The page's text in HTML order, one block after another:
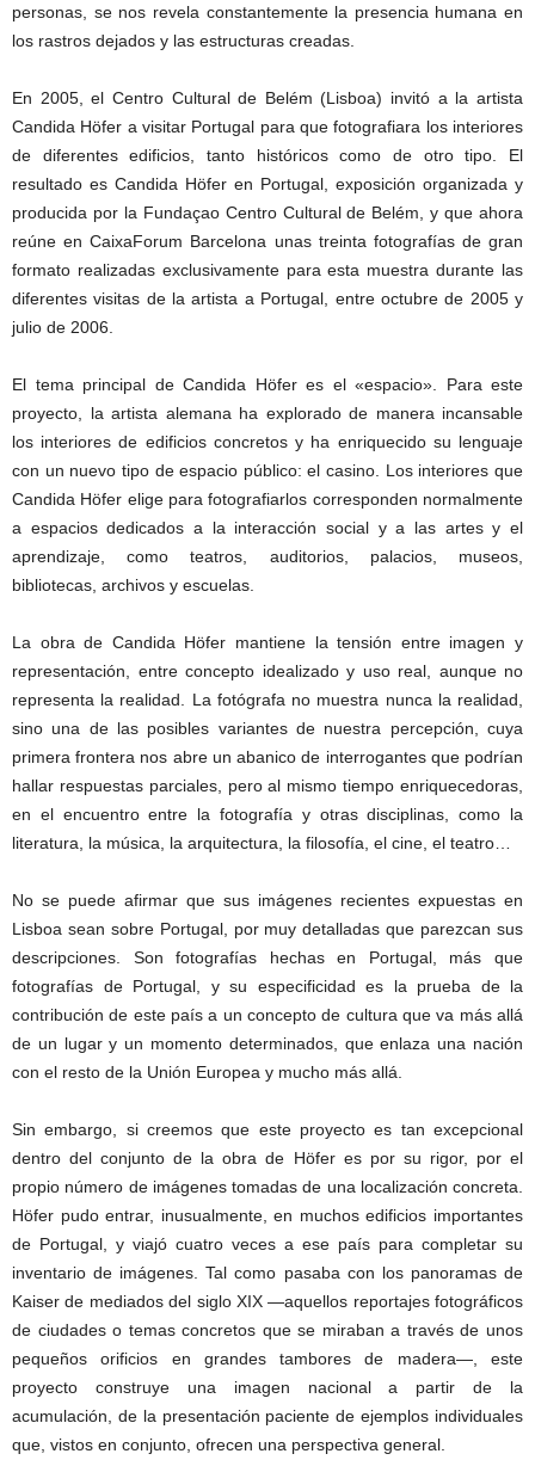
personas, se nos revela constantemente la presencia humana en
los rastros dejados y las estructuras creadas.
En 2005, el Centro Cultural de Belém (Lisboa) invitó a la artista
Candida Höfer a visitar Portugal para que fotografiara los interiores
de diferentes edificios, tanto históricos como de otro tipo. El
resultado es Candida Höfer en Portugal, exposición organizada y
producida por la Fundaçao Centro Cultural de Belém, y que ahora
reúne en CaixaForum Barcelona unas treinta fotografías de gran
formato realizadas exclusivamente para esta muestra durante las
diferentes visitas de la artista a Portugal, entre octubre de 2005 y
julio de 2006.
El tema principal de Candida Höfer es el «espacio». Para este
proyecto, la artista alemana ha explorado de manera incansable
los interiores de edificios concretos y ha enriquecido su lenguaje
con un nuevo tipo de espacio público: el casino. Los interiores que
Candida Höfer elige para fotografiarlos corresponden normalmente
a espacios dedicados a la interacción social y a las artes y el
aprendizaje, como teatros, auditorios, palacios, museos,
bibliotecas, archivos y escuelas.
La obra de Candida Höfer mantiene la tensión entre imagen y
representación, entre concepto idealizado y uso real, aunque no
representa la realidad. La fotógrafa no muestra nunca la realidad,
sino una de las posibles variantes de nuestra percepción, cuya
primera frontera nos abre un abanico de interrogantes que podrían
hallar respuestas parciales, pero al mismo tiempo enriquecedoras,
en el encuentro entre la fotografía y otras disciplinas, como la
literatura, la música, la arquitectura, la filosofía, el cine, el teatro…
No se puede afirmar que sus imágenes recientes expuestas en
Lisboa sean sobre Portugal, por muy detalladas que parezcan sus
descripciones. Son fotografías hechas en Portugal, más que
fotografías de Portugal, y su especificidad es la prueba de la
contribución de este país a un concepto de cultura que va más allá
de un lugar y un momento determinados, que enlaza una nación
con el resto de la Unión Europea y mucho más allá.
Sin embargo, si creemos que este proyecto es tan excepcional
dentro del conjunto de la obra de Höfer es por su rigor, por el
propio número de imágenes tomadas de una localización concreta.
Höfer pudo entrar, inusualmente, en muchos edificios importantes
de Portugal, y viajó cuatro veces a ese país para completar su
inventario de imágenes. Tal como pasaba con los panoramas de
Kaiser de mediados del siglo XIX —aquellos reportajes fotográficos
de ciudades o temas concretos que se miraban a través de unos
pequeños orificios en grandes tambores de madera—, este
proyecto construye una imagen nacional a partir de la
acumulación, de la presentación paciente de ejemplos individuales
que, vistos en conjunto, ofrecen una perspectiva general.